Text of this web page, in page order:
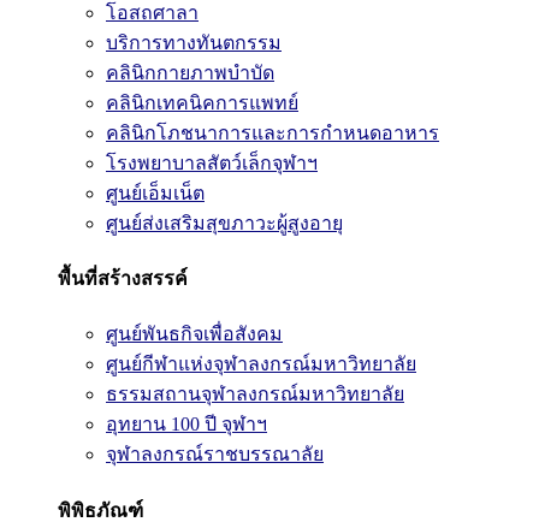
โอสถศาลา
บริการทางทันตกรรม
คลินิกกายภาพบำบัด
คลินิกเทคนิคการแพทย์
คลินิกโภชนาการและการกำหนดอาหาร
โรงพยาบาลสัตว์เล็กจุฬาฯ
ศูนย์เอ็มเน็ต
ศูนย์ส่งเสริมสุขภาวะผู้สูงอายุ
พื้นที่สร้างสรรค์
ศูนย์พันธกิจเพื่อสังคม
ศูนย์กีฬาแห่งจุฬาลงกรณ์มหาวิทยาลัย
ธรรมสถานจุฬาลงกรณ์มหาวิทยาลัย
อุทยาน 100 ปี จุฬาฯ
จุฬาลงกรณ์ราชบรรณาลัย
พิพิธภัณฑ์